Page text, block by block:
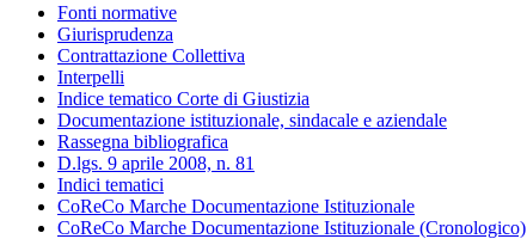
Fonti normative
Giurisprudenza
Contrattazione Collettiva
Interpelli
Indice tematico Corte di Giustizia
Documentazione istituzionale, sindacale e aziendale
Rassegna bibliografica
D.lgs. 9 aprile 2008, n. 81
Indici tematici
CoReCo Marche Documentazione Istituzionale
CoReCo Marche Documentazione Istituzionale (Cronologico)